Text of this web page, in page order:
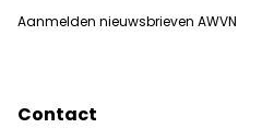
Aanmelden nieuwsbrieven AWVN
Contact